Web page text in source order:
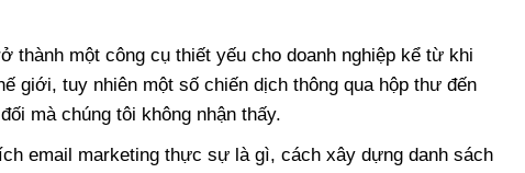
thành một công cụ thiết yếu cho doanh nghiệp kể từ khi
giới, tuy nhiên một số chiến dịch thông qua hộp thư đến
mà chúng tôi không nhận thấy.
email marketing thực sự là gì, cách xây dựng danh sách